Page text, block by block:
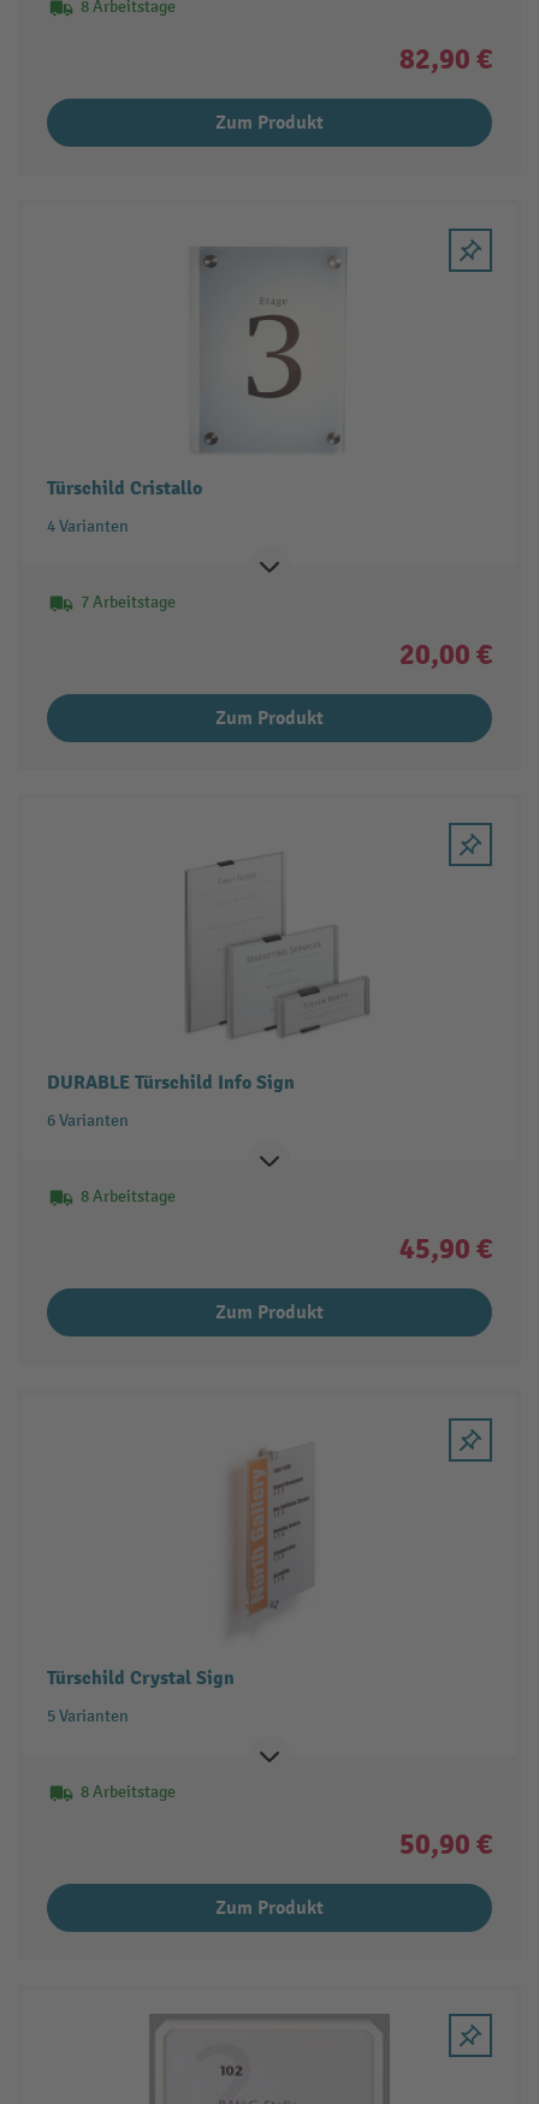
8 Arbeitstage
82,90 €
Zum Produkt
Türschild Cristallo
4 Varianten
7 Arbeitstage
20,00 €
Zum Produkt
DURABLE Türschild Info Sign
6 Varianten
8 Arbeitstage
45,90 €
Zum Produkt
Türschild Crystal Sign
5 Varianten
8 Arbeitstage
50,90 €
Zum Produkt